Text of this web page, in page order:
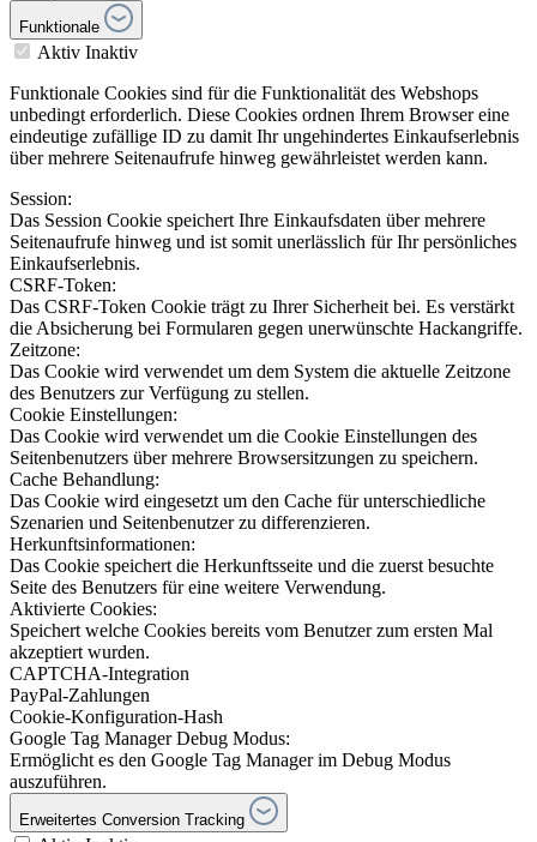
Funktionale
Aktiv Inaktiv
Funktionale Cookies sind für die Funktionalität des Webshops
unbedingt erforderlich. Diese Cookies ordnen Ihrem Browser eine
eindeutige zufällige ID zu damit Ihr ungehindertes Einkaufserlebnis
über mehrere Seitenaufrufe hinweg gewährleistet werden kann.
Session:
Das Session Cookie speichert Ihre Einkaufsdaten über mehrere
Seitenaufrufe hinweg und ist somit unerlässlich für Ihr persönliches
Einkaufserlebnis.
CSRF-Token:
Das CSRF-Token Cookie trägt zu Ihrer Sicherheit bei. Es verstärkt
die Absicherung bei Formularen gegen unerwünschte Hackangriffe.
Zeitzone:
Das Cookie wird verwendet um dem System die aktuelle Zeitzone
des Benutzers zur Verfügung zu stellen.
Cookie Einstellungen:
Das Cookie wird verwendet um die Cookie Einstellungen des
Seitenbenutzers über mehrere Browsersitzungen zu speichern.
Cache Behandlung:
Das Cookie wird eingesetzt um den Cache für unterschiedliche
Szenarien und Seitenbenutzer zu differenzieren.
Herkunftsinformationen:
Das Cookie speichert die Herkunftsseite und die zuerst besuchte
Seite des Benutzers für eine weitere Verwendung.
Aktivierte Cookies:
Speichert welche Cookies bereits vom Benutzer zum ersten Mal
akzeptiert wurden.
CAPTCHA-Integration
PayPal-Zahlungen
Cookie-Konfiguration-Hash
Google Tag Manager Debug Modus:
Ermöglicht es den Google Tag Manager im Debug Modus
auszuführen.
Erweitertes Conversion Tracking